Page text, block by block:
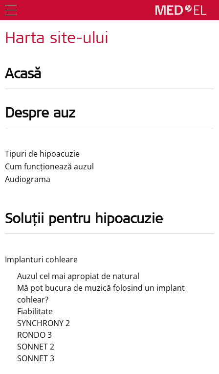
Harta site-ului
Acasă
Despre auz
Tipuri de hipoacuzie
Cum funcționează auzul
Audiograma
Soluții pentru hipoacuzie
Implanturi cohleare
Auzul cel mai apropiat de natural
Mă pot bucura de muzică folosind un implant
cohlear?
Fiabilitate
SYNCHRONY 2
RONDO 3
SONNET 2
SONNET 3